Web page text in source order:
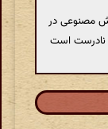
مصنوعی در
نادرست است